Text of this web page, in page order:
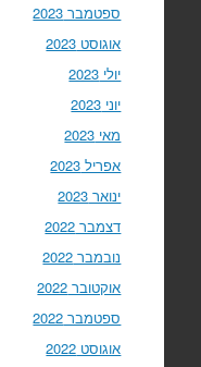
ספטמבר 2023
אוגוסט 2023
יולי 2023
יוני 2023
מאי 2023
אפריל 2023
ינואר 2023
דצמבר 2022
נובמבר 2022
אוקטובר 2022
ספטמבר 2022
אוגוסט 2022